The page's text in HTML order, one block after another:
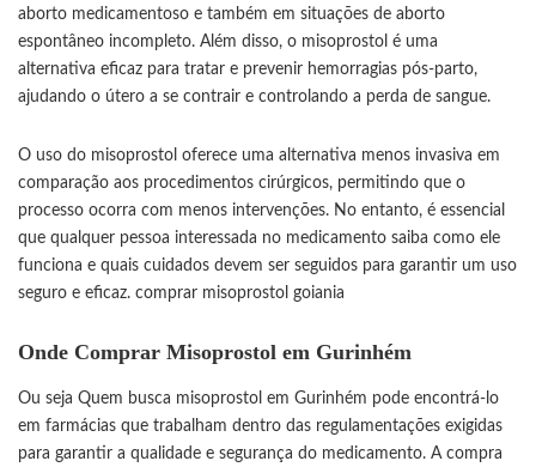
aborto medicamentoso e também em situações de aborto
espontâneo incompleto. Além disso, o misoprostol é uma
alternativa eficaz para tratar e prevenir hemorragias pós-parto,
ajudando o útero a se contrair e controlando a perda de sangue.
O uso do misoprostol oferece uma alternativa menos invasiva em
comparação aos procedimentos cirúrgicos, permitindo que o
processo ocorra com menos intervenções. No entanto, é essencial
que qualquer pessoa interessada no medicamento saiba como ele
funciona e quais cuidados devem ser seguidos para garantir um uso
seguro e eficaz. comprar misoprostol goiania
Onde Comprar Misoprostol em Gurinhém
Ou seja Quem busca misoprostol em Gurinhém pode encontrá-lo
em farmácias que trabalham dentro das regulamentações exigidas
para garantir a qualidade e segurança do medicamento. A compra